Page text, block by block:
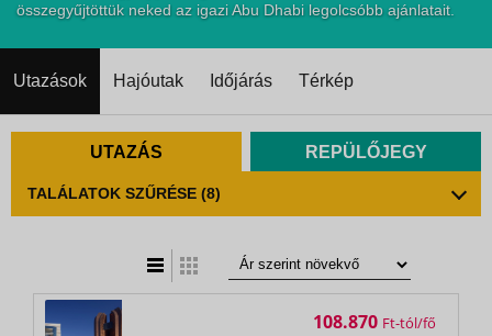
összegyűjtöttük neked az igazi Abu Dhabi legolcsóbb ajánlatait.
Utazások Hajóutak Időjárás Térkép
UTAZÁS REPÜLŐJEGY
TALÁLATOK SZŰRÉSE (8)
108.870 Ft